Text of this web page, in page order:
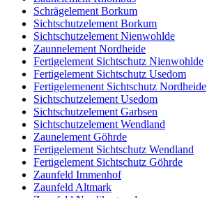
Schrägelement Borkum
Sichtschutzelement Borkum
Sichtschutzelement Nienwohlde
Zaunnelement Nordheide
Fertigelement Sichtschutz Nienwohlde
Fertigelement Sichtschutz Usedom
Fertigelemenent Sichtschutz Nordheide
Sichtschutzelement Usedom
Sichtschutzelement Garbsen
Sichtschutzelement Wendland
Zaunelement Göhrde
Fertigelement Sichtschutz Wendland
Fertigelement Sichtschutz Göhrde
Zaunfeld Immenhof
Zaunfeld Altmark